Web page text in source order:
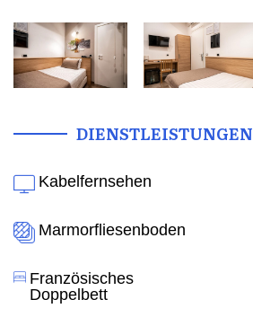
DIENSTLEISTUNGEN
Kabelfernsehen
Marmorfliesenboden
Französisches
Doppelbett